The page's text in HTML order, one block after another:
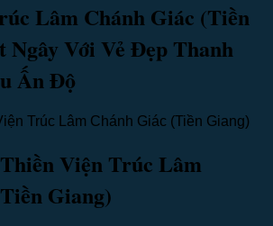
Lâm Chánh Giác (Tiền
Ngây Với Vẻ Đẹp Thanh
Ấn Độ
Viện Trúc Lâm
Giang)